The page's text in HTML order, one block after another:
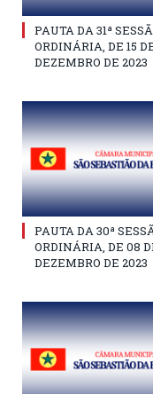
PAUTA DA 31ª
ORDINÁRIA, DE 15
DEZEMBRO DE 2023
PAUTA DA 30ª
ORDINÁRIA, DE 08
DEZEMBRO DE 2023